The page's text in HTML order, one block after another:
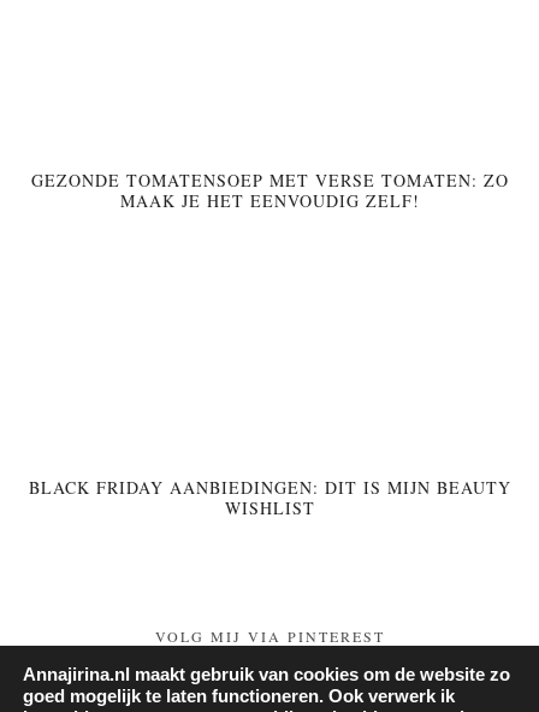
GEZONDE TOMATENSOEP MET VERSE TOMATEN: ZO
MAAK JE HET EENVOUDIG ZELF!
BLACK FRIDAY AANBIEDINGEN: DIT IS MIJN BEAUTY
WISHLIST
VOLG MIJ VIA PINTEREST
Follow on Pinterest
Annajirina.nl maakt gebruik van cookies om de website zo
goed mogelijk te laten functioneren. Ook verwerk ik